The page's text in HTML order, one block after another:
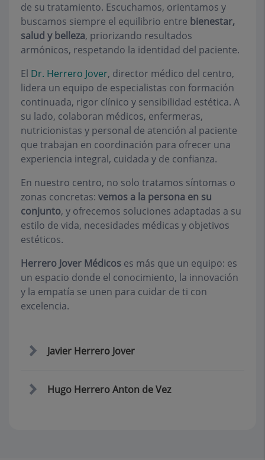
de su tratamiento. Escuchamos, orientamos y
buscamos siempre el equilibrio entre bienestar,
salud y belleza, priorizando resultados
armónicos, respetando la identidad del paciente.
El Dr. Herrero Jover, director médico del centro,
lidera un equipo de especialistas con formación
continuada, rigor clínico y sensibilidad estética. A
su lado, colaboran médicos, enfermeras,
nutricionistas y personal de atención al paciente
que trabajan en coordinación para ofrecer una
experiencia integral, cuidada y de confianza.
En nuestro centro, no solo tratamos síntomas o
zonas concretas: vemos a la persona en su
conjunto, y ofrecemos soluciones adaptadas a su
estilo de vida, necesidades médicas y objetivos
estéticos.
Herrero Jover Médicos es más que un equipo: es
un espacio donde el conocimiento, la innovación
y la empatía se unen para cuidar de ti con
excelencia.
Javier Herrero Jover
Hugo Herrero Anton de Vez